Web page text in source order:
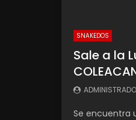
SNAKEDOS
Sale a la
Se encuentra